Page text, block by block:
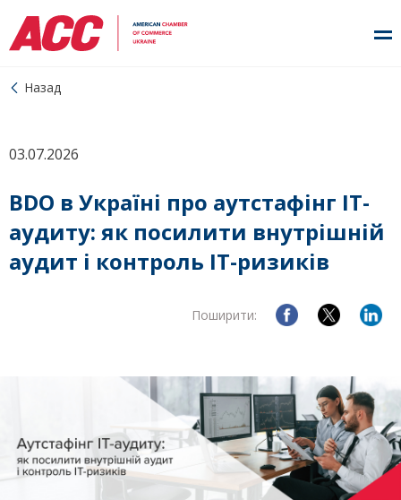
Назад
03.07.2026
BDO в Україні про аутстафінг ІТ-
аудиту: як посилити внутрішній
аудит і контроль ІТ-ризиків
Поширити: